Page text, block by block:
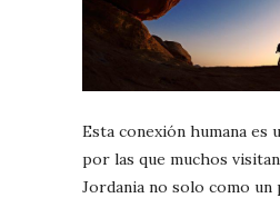
Esta conexión humana es
por las que muchos
Jordania no solo como un